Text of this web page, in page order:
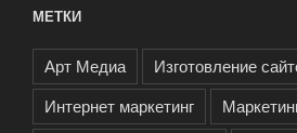
МЕТКИ
Арт Медиа
Изготовление
Интернет маркетинг